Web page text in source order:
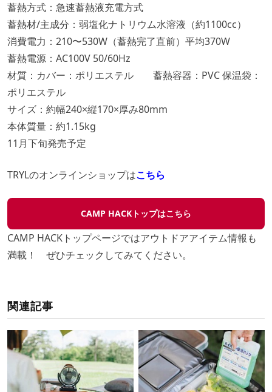
蓄熱方式：急速蓄熱液充電方式
蓄熱材/主成分：弱塩化ナトリウム水溶液（約1100cc）
消費電力：210〜530W（蓄熱完了直前）平均370W
蓄熱電源：AC100V 50/60Hz
材質：カバー：ポリエステル 蓄熱容器：PVC 保温袋：
ポリエステル
サイズ：約幅240×縦170×厚み80mm
本体質量：約1.15kg
11月下旬発売予定
TRYLのオンラインショップはこちら
CAMP HACKトップはこちら
CAMP HACKトップページではアウトドアアイテム情報も
満載！ ぜひチェックしてみてください。
関連記事